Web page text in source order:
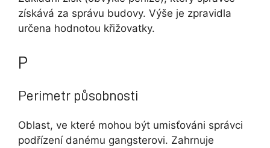
získává za správu budovy. Výše je zpravidla
určena hodnotou křižovatky.
P
Perimetr působnosti
Oblast, ve které mohou být umisťováni správci
podřízení danému gangsterovi. Zahrnuje